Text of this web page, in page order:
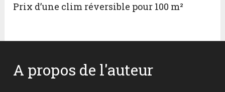
Prix d’une clim réversible pour 100 m²
A propos de l'auteur